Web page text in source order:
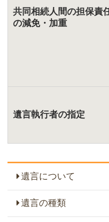
共同相続人間の担保責
の減免・加重
遺言執行者の指定
遺言について
遺言の種類